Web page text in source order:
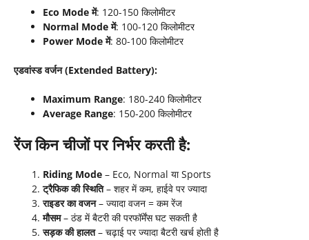
Eco Mode में: 120-150 किलोमीटर
Normal Mode में: 100-120 किलोमीटर
Power Mode में: 80-100 किलोमीटर
एडवांस्ड वर्जन (Extended Battery):
Maximum Range: 180-240 किलोमीटर
Average Range: 150-200 किलोमीटर
रेंज किन चीजों पर निर्भर करती है:
Riding Mode – Eco, Normal या Sports
ट्रैफिक की स्थिति– शहर में कम, हाईवे पर ज्यादा
राइडर का वजन– ज्यादा वजन = कम रेंज
मौसम– ठंड में बैटरी की परफॉर्मेंस घट सकती है
सड़क की हालत– चढ़ाई पर ज्यादा बैटरी खर्च होती है